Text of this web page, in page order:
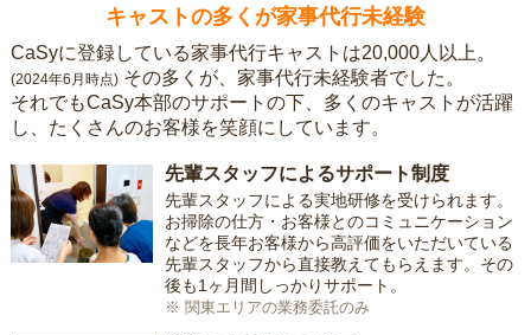
キャストの多くが家事代行未経験
CaSyに登録している家事代行キャストは20,000人以上。
(2024年6月時点) その多くが、家事代行未経験者でした。
それでもCaSy本部のサポートの下、多くのキャストが活躍
し、たくさんのお客様を笑顔にしています。
先輩スタッフによるサポート制度
先輩スタッフによる実地研修を受けられます。
お掃除の仕方・お客様とのコミュニケーション
などを長年お客様から高評価をいただいている
先輩スタッフから直接教えてもらえます。その
後も1ヶ月間しっかりサポート。
※ 関東エリアの業務委託のみ